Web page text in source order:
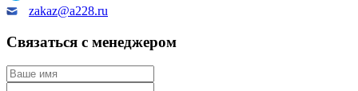
zakaz@a228.ru
Связаться с менеджером